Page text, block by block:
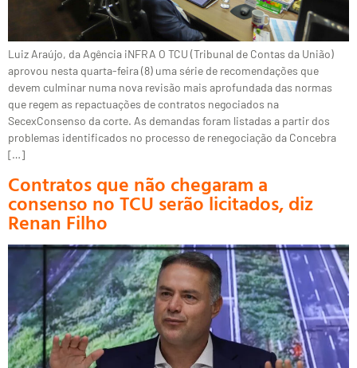
Luiz Araújo, da Agência iNFRA O TCU (Tribunal de Contas da União)
aprovou nesta quarta-feira (8) uma série de recomendações que
devem culminar numa nova revisão mais aprofundada das normas
que regem as repactuações de contratos negociados na
SecexConsenso da corte. As demandas foram listadas a partir dos
problemas identificados no processo de renegociação da Concebra
[…]
Contratos que não chegaram a
consenso no TCU serão licitados, diz
Renan Filho